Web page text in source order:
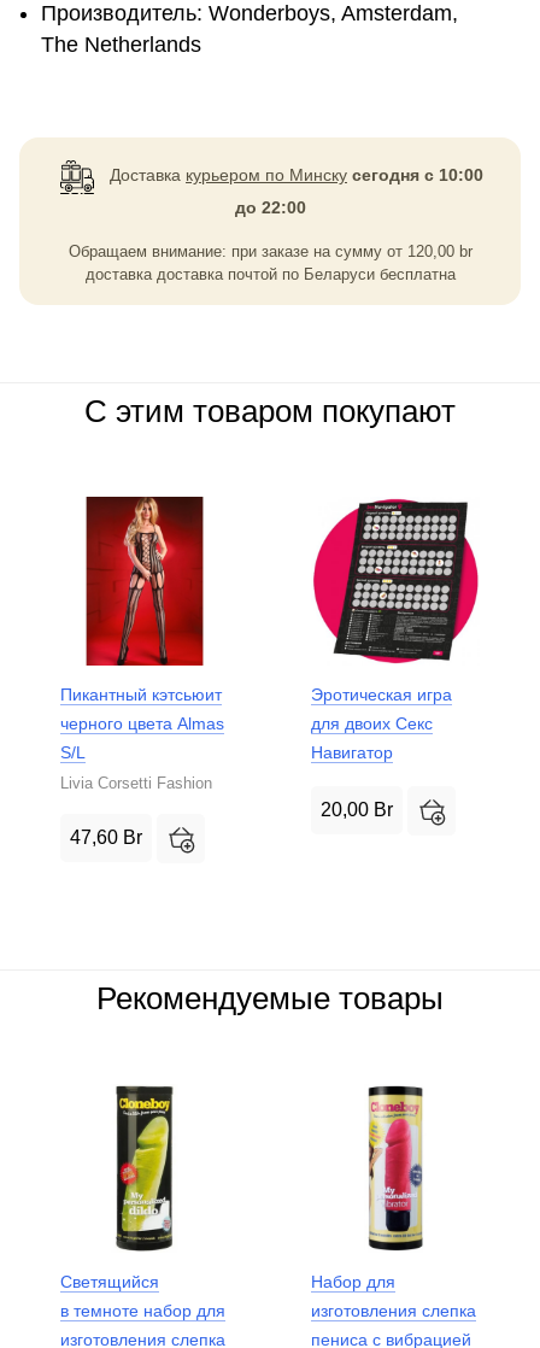
Производитель: Wonderboys, Amsterdam,
The Netherlands
Доставка курьером по Минску сегодня с 10:00
до 22:00
Обращаем внимание: при заказе на сумму от 120,00 br
доставка доставка почтой по Беларуси бесплатна
С этим товаром покупают
Пикантный кэтсьюит
черного цвета Almas
S/L
Livia Corsetti Fashion
47,60 Br
Эротическая игра
для двоих Секс
Навигатор
20,00 Br
Рекомендуемые товары
Светящийся
в темноте набор для
изготовления слепка
Набор для
изготовления слепка
пениса с вибрацией